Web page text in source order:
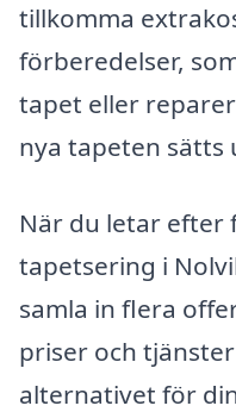
tillkomma
förberedelser,
tapet eller
nya tapeten sätts
När du letar efter
tapetsering i
samla in flera
priser och
alternativet för